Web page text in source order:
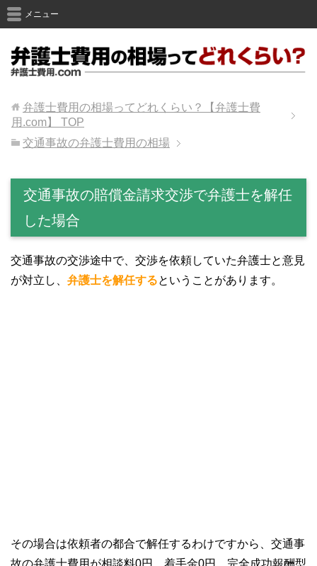
メニュー
弁護士費用の相場ってどれくらい？【弁護士費
用.com】
TOP
交通事故の弁護士費用の相場
交通事故の賠償金請求交渉で弁護士を解任
した場合
交通事故の交渉途中で、交渉を依頼していた弁護士と意見
が対立し、 弁護士を解任するということがあります。
その場合は依頼者の都合で解任するわけですから、交通事